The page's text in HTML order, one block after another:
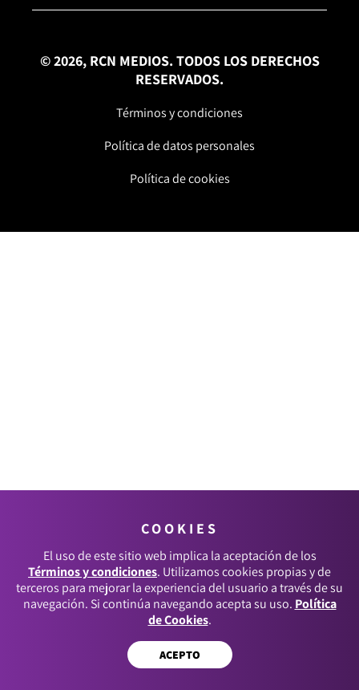
© 2026, RCN MEDIOS. TODOS LOS DERECHOS
RESERVADOS.
Términos y condiciones
Política de datos personales
Política de cookies
COOKIES
El uso de este sitio web implica la aceptación de los
Términos y condiciones. Utilizamos cookies propias y de
terceros para mejorar la experiencia del usuario a través de su
navegación. Si continúa navegando acepta su uso. Política
de Cookies.
ACEPTO